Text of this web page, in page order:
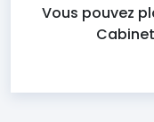
Vous pouvez